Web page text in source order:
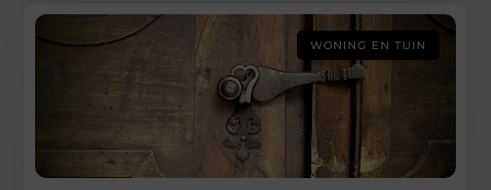
WONING EN TUIN